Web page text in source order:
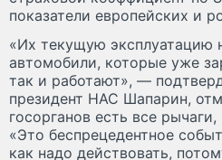
показатели европейских и
«Их текущую эксплуатацию
автомобили, которые уже
так и работают», —
президент НАС Шапарин,
госорганов есть все
«Это беспрецедентное
как надо действовать,